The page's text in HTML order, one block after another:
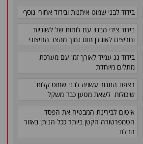
בידוד לבני שמוט איתנות ובידוד אחורי נוסף
בידוד צידי הבנוי עם לוחות של לשוניות
וחריצים לאובדן חום נמוך מהצד החיצוני
בידוד גג עמיד לאורך זמן עם מערכת
מתלים מיוחדת
רצפת התנור עשויה לבני שמוט קלות
שיכולות לשאת מטען כבד משקל
איטום לבירינת המבטיח את הפסד
הטמפרטורה הקטן ביותר ככל הניתן באזור
הדלת